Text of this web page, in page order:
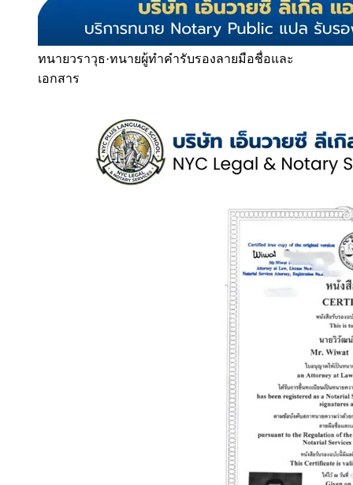
ทนายวราวุธ·ทนายผู้ทำคำรับรองลายมือชื่อและ
เอกสาร